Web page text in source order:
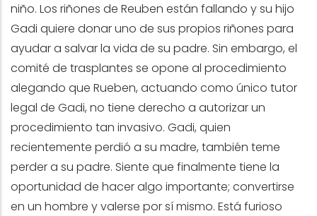
niño. Los riñones de Reuben están fallando y su hijo
Gadi quiere donar uno de sus propios riñones para
ayudar a salvar la vida de su padre. Sin embargo, el
comité de trasplantes se opone al procedimiento
alegando que Rueben, actuando como único tutor
legal de Gadi, no tiene derecho a autorizar un
procedimiento tan invasivo. Gadi, quien
recientemente perdió a su madre, también teme
perder a su padre. Siente que finalmente tiene la
oportunidad de hacer algo importante; convertirse
en un hombre y valerse por sí mismo. Está furioso